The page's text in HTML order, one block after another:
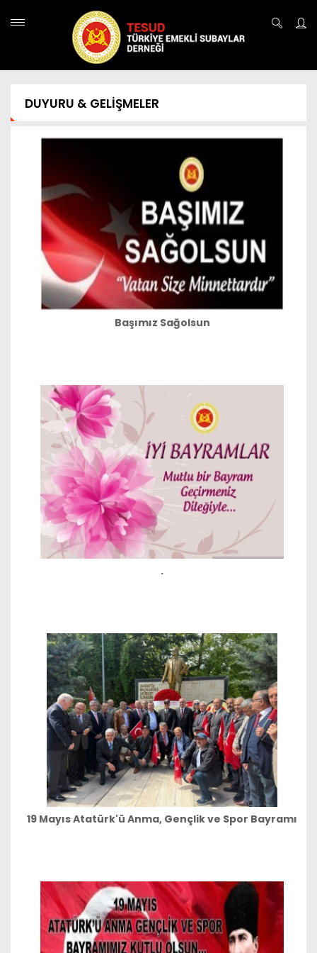
DUYURU & GELİŞMELER
Başımız Sağolsun
.
​19 Mayıs Atatürk'ü Anma, Gençlik ve Spor Bayramı